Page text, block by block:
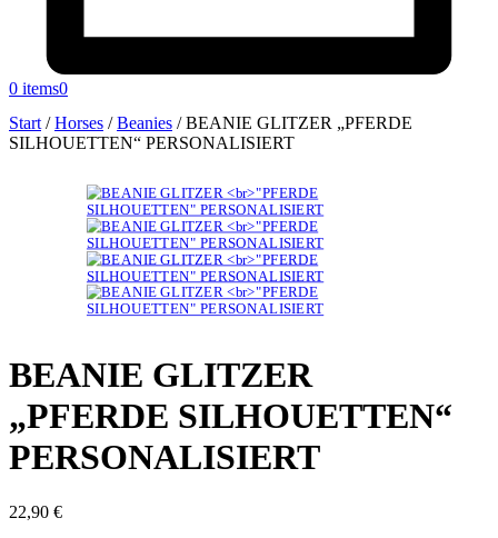
0 items0
Start /Horses /Beanies /BEANIE GLITZER „PFERDE
SILHOUETTEN“ PERSONALISIERT
BEANIE GLITZER
„PFERDE SILHOUETTEN“
PERSONALISIERT
22,90 €